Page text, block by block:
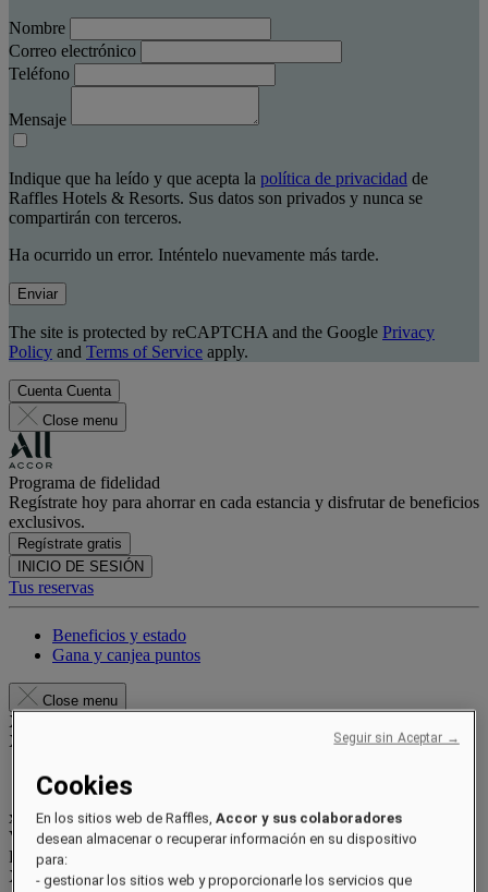
Nombre
Correo electrónico
Teléfono
Mensaje
Indique que ha leído y que acepta la política de privacidad de
Raffles Hotels & Resorts. Sus datos son privados y nunca se
compartirán con terceros.
Ha ocurrido un error. Inténtelo nuevamente más tarde.
Enviar
The site is protected by reCAPTCHA and the Google Privacy
Policy and Terms of Service apply.
Cuenta Cuenta
Close menu
Programa de fidelidad
Regístrate hoy para ahorrar en cada estancia y disfrutar de beneficios
exclusivos.
Regístrate gratis
INICIO DE SESIÓN
Tus reservas
Beneficios y estado
Gana y canjea puntos
Close menu
Xxxx Xxxxxxxxx
XXXXXX X XXXXXXXX X
xxxxxxxx
Valid until xx/xx/xxxx
Puntos de recompensa
XXXpts
Cookies
En los sitios web de Raffles,Accor y sus colaboradores
desean almacenar o recuperar información en su dispositivo
para:
- gestionar los sitios web y proporcionarle los servicios que
Seguir sin Aceptar →